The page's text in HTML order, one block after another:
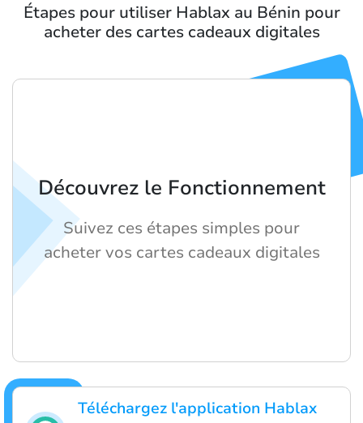
Étapes pour utiliser Hablax au Bénin pour
acheter des cartes cadeaux digitales
Téléchargez l'application Hablax
Découvrez le Fonctionnement
Suivez ces étapes simples pour
acheter vos cartes cadeaux digitales